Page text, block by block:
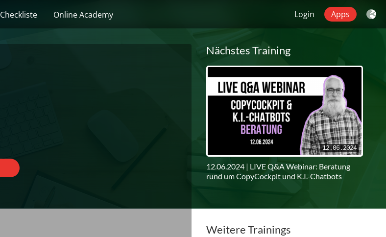
Checkliste Online Academy Login Apps
Nächstes Training
12.06.2024
12.06.2024 | LIVE Q&A Webinar: Beratung
rund um CopyCockpit und K.I.-Chatbots
Weitere Trainings